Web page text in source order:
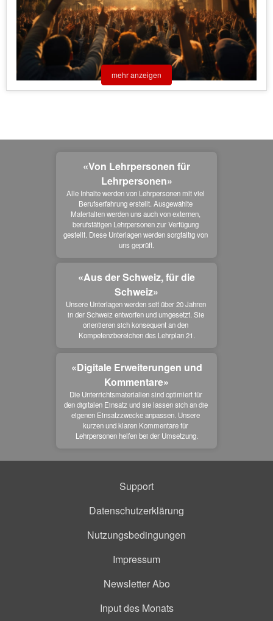
mehr anzeigen
«Von Lehrpersonen für
Lehrpersonen»
Alle Inhalte werden von Lehrpersonen mit viel
Berufserfahrung erstellt. Ausgewählte
Materialien werden uns auch von externen,
berufstätigen Lehrpersonen zur Verfügung
gestellt. Diese Unterlagen werden sorgfältig von
uns geprüft.
«Aus der Schweiz, für die
Schweiz»
Unsere Unterlagen werden seit über 20 Jahren
in der Schweiz entworfen und umgesetzt. Sie
orientieren sich konsequent an den
Kompetenzbereichen des Lehrplan 21.
«Digitale Erweiterungen und
Kommentare»
Die Unterrichtsmaterialien sind optimiert für
den digitalen Einsatz und sie lassen sich an die
eigenen Einsatzzwecke anpassen. Unsere
kurzen und klaren Kommentare für
Lehrpersonen helfen bei der Umsetzung.
Support
Datenschutzerklärung
Nutzungsbedingungen
Impressum
Newsletter Abo
Input des Monats